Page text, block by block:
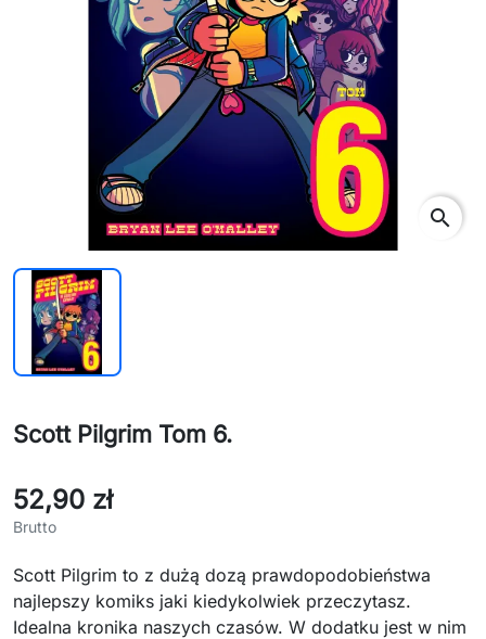
search
Scott Pilgrim Tom 6.
52,90 zł
Brutto
Scott Pilgrim to z dużą dozą prawdopodobieństwa
najlepszy komiks jaki kiedykolwiek przeczytasz.
Idealna kronika naszych czasów. W dodatku jest w nim